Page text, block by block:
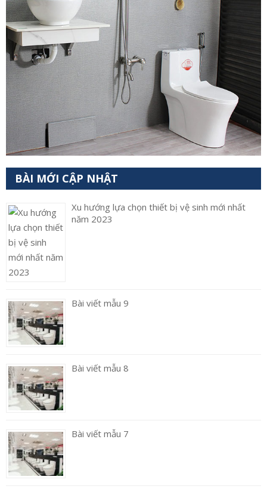
BÀI MỚI CẬP NHẬT
Xu hướng lựa chọn thiết bị vệ sinh mới nhất
năm 2023
Bài viết mẫu 9
Bài viết mẫu 8
Bài viết mẫu 7